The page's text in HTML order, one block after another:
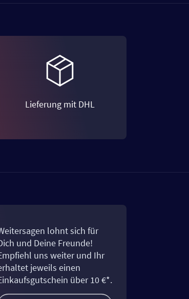
Lieferung mit DHL
lohnt sich für
und Deine Freunde!
uns weiter und Ihr
jeweils einen
über 10 €*.